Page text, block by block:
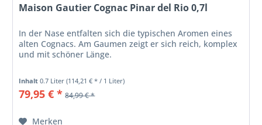
Maison Gautier Cognac Pinar del Rio 0,7l
In der Nase entfalten sich die typischen Aromen eines
alten Cognacs. Am Gaumen zeigt er sich reich, komplex
und mit schöner Länge.
Inhalt0.7 Liter(114,21 € * / 1 Liter)
79,95 € * 84,99 € *
Merken